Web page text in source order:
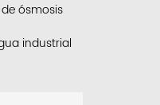
de ósmosis
industrial